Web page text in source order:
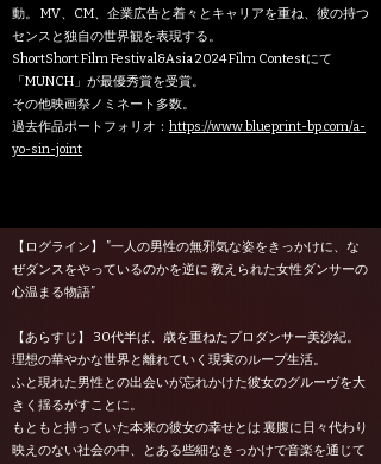
動。 MV、CM、企業広告と着々とキャリアを重ね、彼の持つ
センスと独⾃の世界観を表現する。
ShortShort Film Festival&Asia 2024 Film Contestにて
「MUNCH」が最優秀賞を受賞。
その他映画祭ノミネート多数。
過去作品ポートフォリオ： https://www.blueprint-bp.com/a-
yo-sin-joint
【ログライン】 ”⼀⼈の男性の無邪気な姿をきっかけに、な
ぜダンスをやっているのかを逆に 教えられた⼥性ダンサーの
⼼温まる物語”
【あらすじ】 30代半ば、歳を重ねたプロダンサー美沙紀。
理想の華やかな世界と離れていく現実のループ生活。
ふと現れた男性との出会いが忘れかけた彼女のグルーヴを大
きく揺るがすことに。
もともと持っていた本来の彼女の幸せとは 裏腹に日々代わり
映えのない社会の中、とある些細なきっかけで音楽を通じて